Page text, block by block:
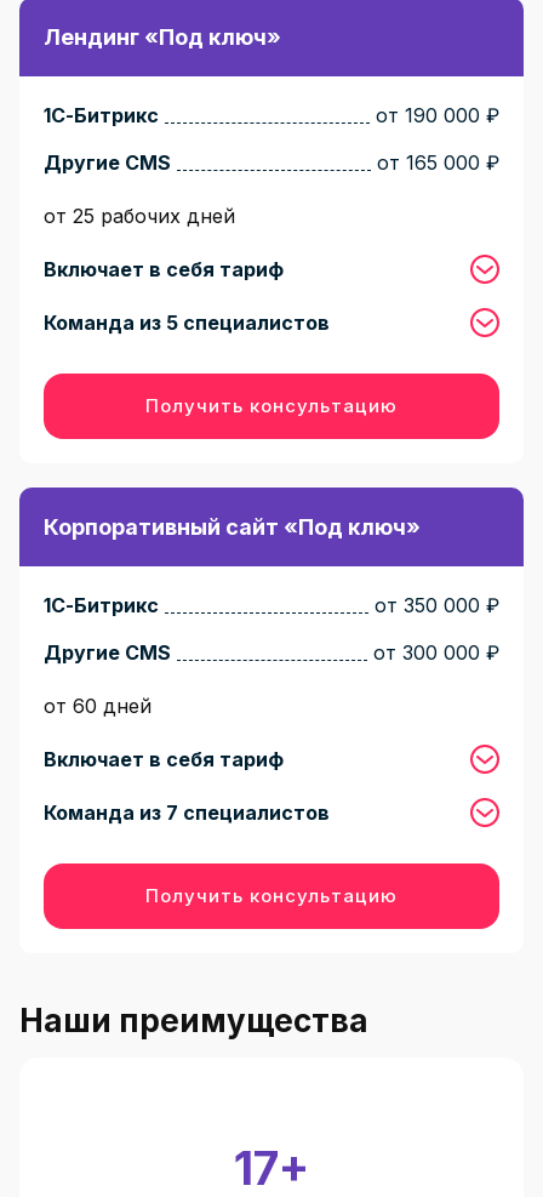
Лендинг «Под ключ»
1С-Битрикс
от 190 000 ₽
Другие CMS
от 165 000 ₽
от 25 рабочих дней
Включает в себя тариф
Команда из 5 специалистов
Получить консультацию
Корпоративный сайт «Под ключ»
1С-Битрикс
от 350 000 ₽
Другие CMS
от 300 000 ₽
от 60 дней
Включает в себя тариф
Команда из 7 специалистов
Получить консультацию
Наши преимущества
17+